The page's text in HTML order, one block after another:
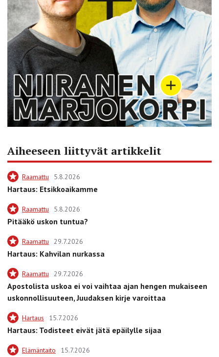
Aiheeseen liittyvät artikkelit
Raamattu 5.8.2026
Hartaus: Etsikkoaikamme
Raamattu 5.8.2026
Pitääkö uskon tuntua?
Raamattu 29.7.2026
Hartaus: Kahvilan nurkassa
Raamattu 29.7.2026
Apostolista uskoa ei voi vaihtaa ajan hengen mukaiseen
uskonnollisuuteen, Juudaksen kirje varoittaa
Hartaus 15.7.2026
Hartaus: Todisteet eivät jätä epäilylle sijaa
Elämäntaito 15.7.2026